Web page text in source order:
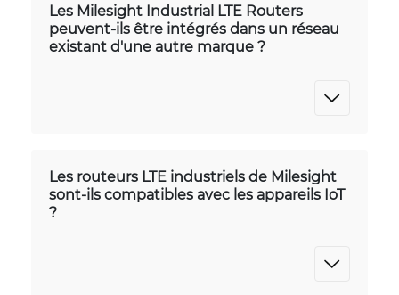
Les Milesight Industrial LTE Routers
peuvent-ils être intégrés dans un réseau
existant d'une autre marque ?
Les routeurs LTE industriels de Milesight
sont-ils compatibles avec les appareils IoT
?